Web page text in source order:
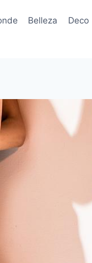
Belleza Deco